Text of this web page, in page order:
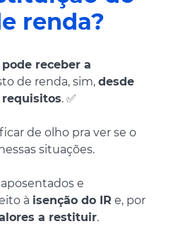
renda?
pode receber a
de renda, sim, desde
. ✅
de olho pra ver se o
situações.
e
à isenção do IR e, por
a restituir.